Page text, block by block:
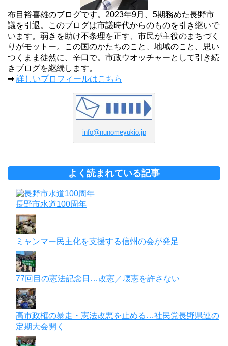
布目裕喜雄のブログです。2023年9月、5期務めた長野市
議を引退。このブログは市議時代からのものを引き継いで
います。弱きを助け不条理を正す、市民が主役のまちづく
りがモットー。この国のかたちのこと、地域のこと、思い
つくまま徒然に、辛口で。市政ウオッチャーとして引き続
きブログを継続します。
➡ 詳しいプロフィールはこちら
info@nunomeyukio.jp
よく読まれている記事
長野市水道100周年
ミャンマー民主化を支援する信州の会が発足
77回目の憲法記念日…改憲／壊憲を許さない
高市政権の暴走・憲法改悪を止める…社民党長野県連の
定期大会開く